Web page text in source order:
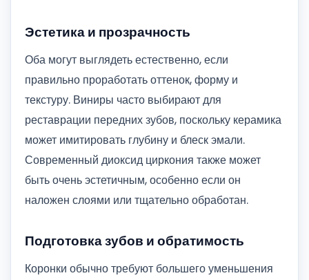
Эстетика и прозрачность
Оба могут выглядеть естественно, если
правильно проработать оттенок, форму и
текстуру. Виниры часто выбирают для
реставрации передних зубов, поскольку керамика
может имитировать глубину и блеск эмали.
Современный диоксид циркония также может
быть очень эстетичным, особенно если он
наложен слоями или тщательно обработан.
Подготовка зубов и обратимость
Коронки обычно требуют большего уменьшения